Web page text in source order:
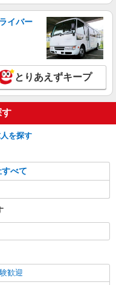
イバー
とりあえずキープ
す
を探す
べて
歓迎